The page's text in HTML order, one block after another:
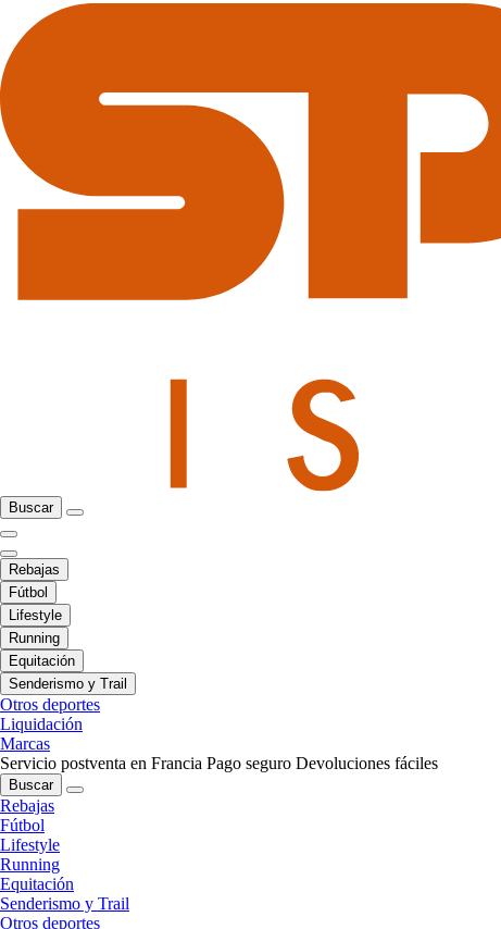
Buscar
Rebajas
Fútbol
Lifestyle
Running
Equitación
Senderismo y Trail
Otros deportes
Liquidación
Marcas
Servicio postventa en Francia Pago seguro Devoluciones fáciles
Buscar
Rebajas
Fútbol
Lifestyle
Running
Equitación
Senderismo y Trail
Otros deportes